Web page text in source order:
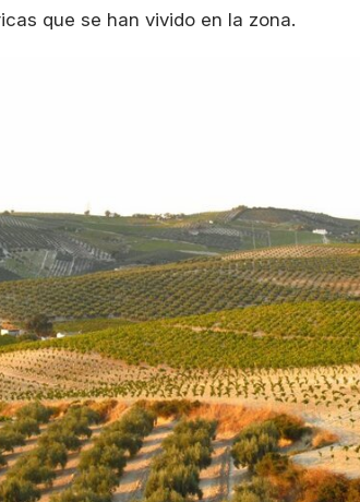
que se han vivido en la zona.